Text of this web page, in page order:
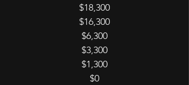
$18,300
$16,300
$6,300
$3,300
$1,300
$0